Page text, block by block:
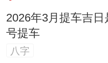
2026年3月提车吉
号提车
八字